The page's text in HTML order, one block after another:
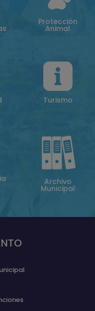
Protección
Animal
Turismo
Archivo
Municipal